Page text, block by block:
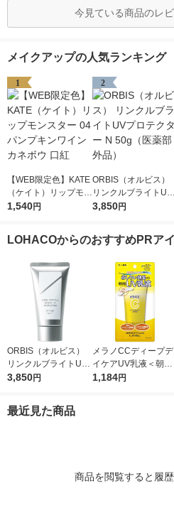
今見ている商品のレ
メイクアップの人気ランキング
1
【WEB限定色】KATE
（ケイト）リップモン
スター 04 パンプキン
1,540円
2
ORBIS（オルビス）
リンクルブライトUV
プロテクター N 50g
3,850円
LOHACOからのおすすめPRア
ORBIS（オルビス）
リンクルブライトUV
プロテクター N 50g
3,850円
メラノCCディープデ
イケアUV乳液＜朝用
日焼け止め乳液＞50g
1,184円
最近見た商品
商品を閲覧すると履